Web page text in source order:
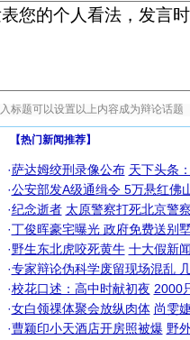
【热门新闻推荐】
·萨达姆绞刑录像公布 天下头条
·公安部发A级通缉令 5万悬红佛
·纪念逝者 太原警察打死北京警
·丁俊晖豪宅曝光 政府免费送别
·野生东北虎咬死黄牛 十大假新
·专家辩论伪科学废留现场混乱
·校花口述：高中时献初夜 2000
·女白领祼体聚会放纵肉体 尚雯
·曹颖印小天酒店开房照被爆 野